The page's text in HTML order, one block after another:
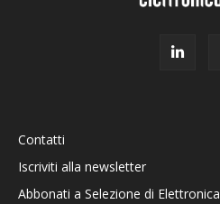
Contatti
Iscriviti alla newsletter
Abbonati a Selezione di Elettronica